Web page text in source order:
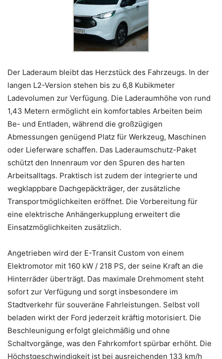
Der Laderaum bleibt das Herzstück des Fahrzeugs. In der
langen L2-Version stehen bis zu 6,8 Kubikmeter
Ladevolumen zur Verfügung. Die Laderaumhöhe von rund
1,43 Metern ermöglicht ein komfortables Arbeiten beim
Be- und Entladen, während die großzügigen
Abmessungen genügend Platz für Werkzeug, Maschinen
oder Lieferware schaffen. Das Laderaumschutz-Paket
schützt den Innenraum vor den Spuren des harten
Arbeitsalltags. Praktisch ist zudem der integrierte und
wegklappbare Dachgepäckträger, der zusätzliche
Transportmöglichkeiten eröffnet. Die Vorbereitung für
eine elektrische Anhängerkupplung erweitert die
Einsatzmöglichkeiten zusätzlich.
Angetrieben wird der E-Transit Custom von einem
Elektromotor mit 160 kW / 218 PS, der seine Kraft an die
Hinterräder überträgt. Das maximale Drehmoment steht
sofort zur Verfügung und sorgt insbesondere im
Stadtverkehr für souveräne Fahrleistungen. Selbst voll
beladen wirkt der Ford jederzeit kräftig motorisiert. Die
Beschleunigung erfolgt gleichmäßig und ohne
Schaltvorgänge, was den Fahrkomfort spürbar erhöht. Die
Höchstgeschwindigkeit ist bei ausreichenden 133 km/h